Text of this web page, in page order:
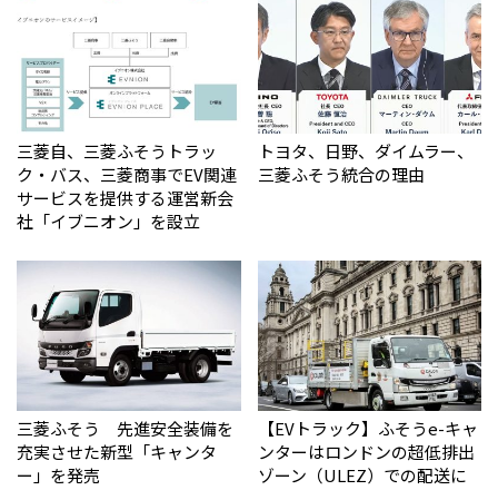
三菱自、三菱ふそうトラッ
ク・バス、三菱商事でEV関連
サービスを提供する運営新会
社「イブニオン」を設立
トヨタ、日野、ダイムラー、
三菱ふそう統合の理由
三菱ふそう 先進安全装備を
充実させた新型「キャンタ
ー」を発売
【EVトラック】ふそうe-キャ
ンターはロンドンの超低排出
ゾーン（ULEZ）での配送に